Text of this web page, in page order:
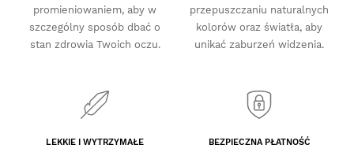
promieniowaniem, aby w
szczególny sposób dbać o
stan zdrowia Twoich oczu.
przepuszczaniu naturalnych
kolorów oraz światła, aby
unikać zaburzeń widzenia.
LEKKIE I WYTRZYMAŁE BEZPIECZNA PŁATNOŚĆ